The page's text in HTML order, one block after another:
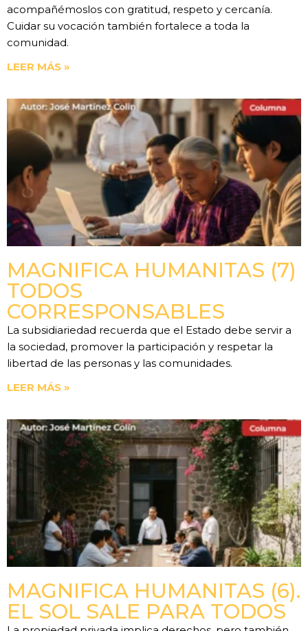
acompañémoslos con gratitud, respeto y cercanía.
Cuidar su vocación también fortalece a toda la
comunidad.
LEER MÁS »
MAGNIFICA HUMANITAS (7)
TODOS
CORRESPONSABLES
La subsidiariedad recuerda que el Estado debe servir a
la sociedad, promover la participación y respetar la
libertad de las personas y las comunidades.
LEER MÁS »
MAGNIFICA HUMANITAS (6).
EL SOL SALE PARA TODOS